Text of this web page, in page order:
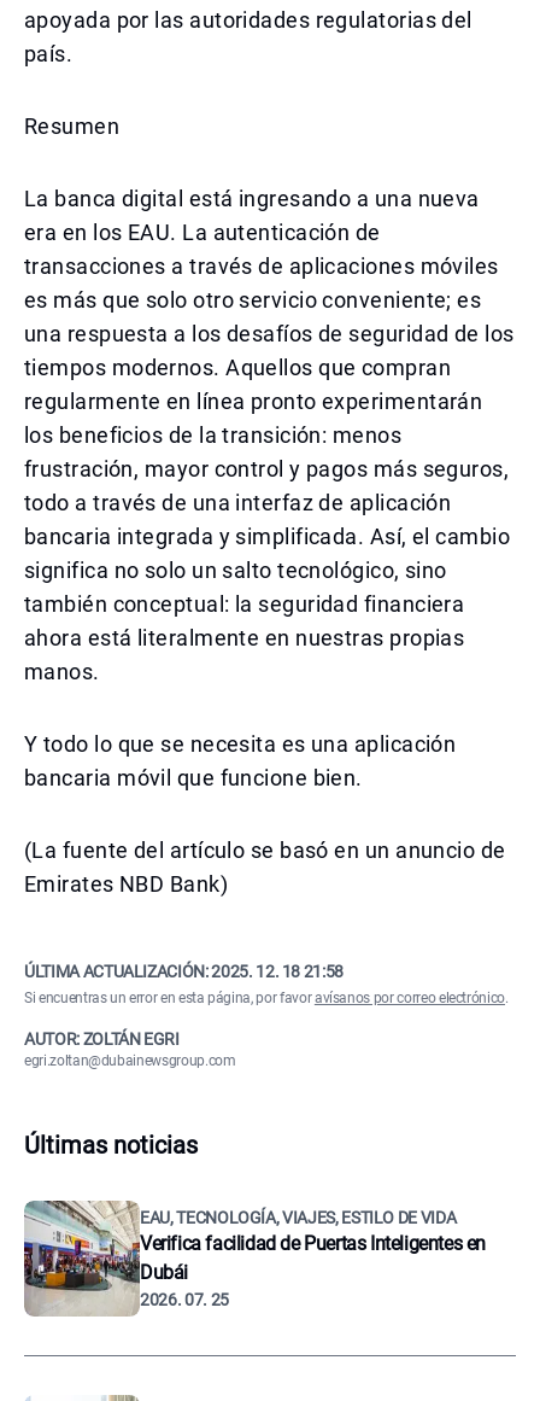
apoyada por las autoridades regulatorias del
país.
Resumen
La banca digital está ingresando a una nueva
era en los EAU. La autenticación de
transacciones a través de aplicaciones móviles
es más que solo otro servicio conveniente; es
una respuesta a los desafíos de seguridad de los
tiempos modernos. Aquellos que compran
regularmente en línea pronto experimentarán
los beneficios de la transición: menos
frustración, mayor control y pagos más seguros,
todo a través de una interfaz de aplicación
bancaria integrada y simplificada. Así, el cambio
significa no solo un salto tecnológico, sino
también conceptual: la seguridad financiera
ahora está literalmente en nuestras propias
manos.
Y todo lo que se necesita es una aplicación
bancaria móvil que funcione bien.
(La fuente del artículo se basó en un anuncio de
Emirates NBD Bank)
ÚLTIMA ACTUALIZACIÓN:2025. 12. 18 21:58
Si encuentras un error en esta página, por favoravísanos por correo electrónico.
AUTOR: ZOLTÁN EGRI
egri.zoltan@dubainewsgroup.com
Últimas noticias
EAU, TECNOLOGÍA, VIAJES, ESTILO DE VIDA
Verifica facilidad de Puertas Inteligentes en
Dubái
2026. 07. 25